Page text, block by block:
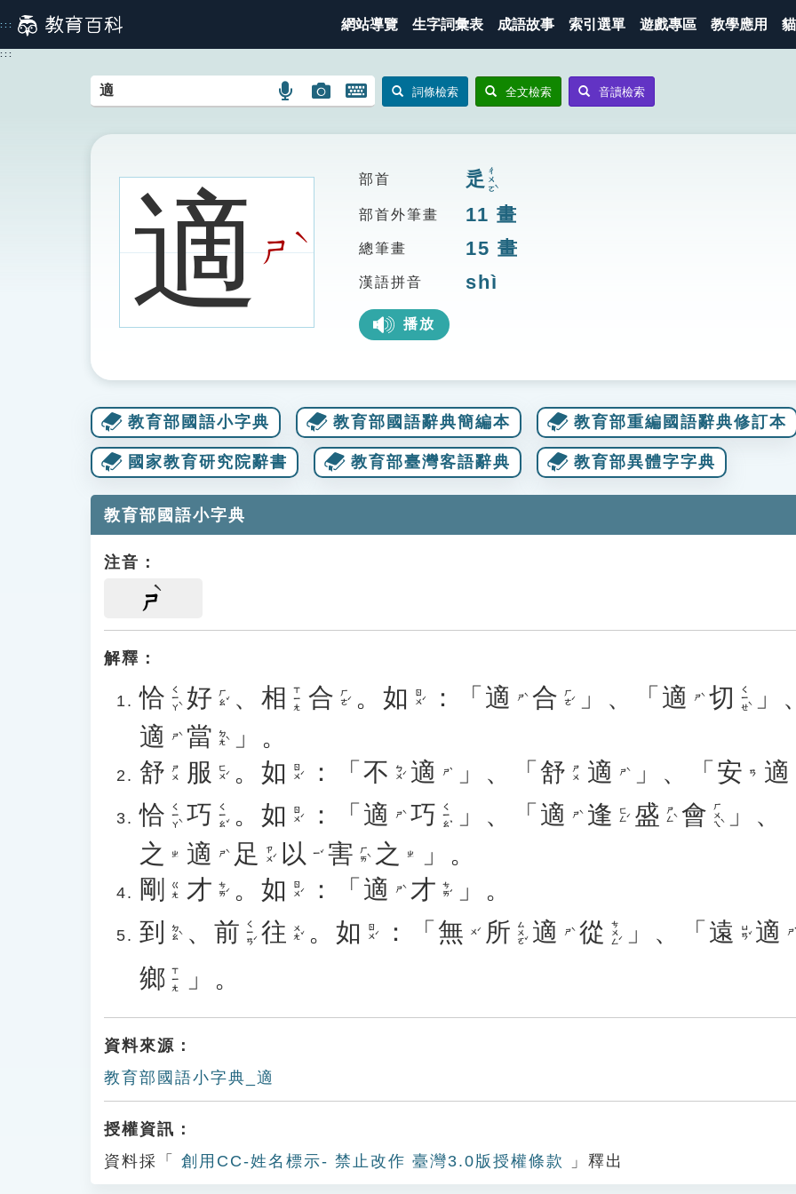
到
主
::: 網站導覽 生字詞彙表 成語故事 索引選單 遊戲專區 教學應用
:::
語
搜
圖
圖
搜
開
鍵
圖
詞條檢索 全文檢索 音讀檢索
適ㄕ
ˋ
部首 辵 ㄔㄨㄛˋ
部首外筆畫 11 畫
總筆畫 15 畫
漢語拼音 shì
播放
教育部國語小字典 教育部國語辭典簡編本 教育部重編國語辭典修訂本
國家教育研究院辭書 教育部臺灣客語辭典 教育部異體字字典
教育部國語小字典
注音：
ㄕ
解釋：
恰 ㄑㄧㄚˋ 好 ㄏㄠˇ 、 相 ㄒㄧㄤ 合 ㄏㄜˊ 。 如 ㄖㄨˊ ：「 適 ㄕˋ 合 ㄏㄜˊ 」、「 適 ㄕˋ 切 ㄑㄧㄝˋ
」
適
ㄕˋ 當 ㄉㄤˋ
」。
舒 ㄕㄨ 服 ㄈㄨˊ 。 如 ㄖㄨˊ ：「 不 ㄅㄨˊ 適 ㄕˋ 」、「 舒 ㄕㄨ 適 ㄕˋ 」、「 安 ㄢ 適
恰 ㄑㄧㄚˋ 巧 ㄑㄧㄠˇ 。 如 ㄖㄨˊ ：「 適 ㄕˋ 巧 ㄑㄧㄠˇ 」、「 適 ㄕˋ 逢 ㄈㄥˊ 盛 ㄕㄥˋ 會 ㄏㄨㄟˋ
」、
之
ㄓ 適 ㄕˋ 足 ㄗㄨˊ 以 ㄧˇ 害 ㄏㄞˋ 之 ㄓ
」。
剛
ㄍㄤ 才 ㄘㄞˊ 。 如 ㄖㄨˊ ：「 適 ㄕˋ 才 ㄘㄞˊ
」。
到
ㄉㄠˋ 、 前 ㄑㄧㄢˊ 往 ㄨㄤˇ 。 如 ㄖㄨˊ ：「 無 ㄨˊ 所 ㄙㄨㄛˇ 適 ㄕˋ 從 ㄘㄨㄥˊ 」、「 遠 ㄩㄢˇ 適 ㄕˋ
鄉 ㄒㄧㄤ 」。
資料來源：
教育部國語小字典_適
授權資訊：
資料採「
創用CC-姓名標示- 禁止改作 臺灣3.0版授權條款 」釋出